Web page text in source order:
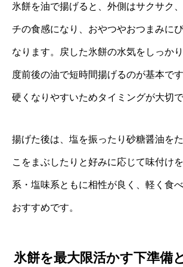
氷餅を油で揚げると、外側はサクサク
チの食感になり、おやつやおつまみに
なります。戻した氷餅の水気をしっか
度前後の油で短時間揚げるのが基本で
硬くなりやすいためタイミングが大切で
揚げた後は、塩を振ったり砂糖醤油を
こをまぶしたりと好みに応じて味付け
系・塩味系ともに相性が良く、軽く食
おすすめです。
氷餅を最大限活かす下準備